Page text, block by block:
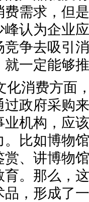
需求，但
认为企业
争去吸引
就一定能
化消费方面
政府采购
机构，应
比如博物
赏、讲博物
。那么，
品，形成了